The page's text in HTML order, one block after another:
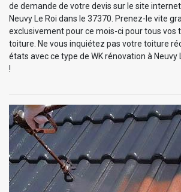
de demande de votre devis sur le site
Neuvy Le Roi dans le 37370. Prenez-le vite
exclusivement pour ce mois-ci pour tous vos
toiture. Ne vous inquiétez pas votre toiture
états avec ce type de WK rénovation à Neuvy
!